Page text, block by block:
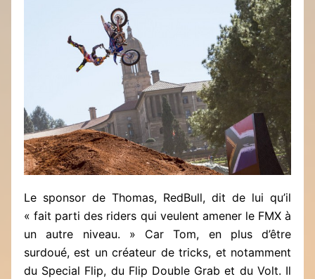
Le sponsor de Thomas, RedBull, dit de lui qu’il
« fait parti des riders qui veulent amener le FMX à
un autre niveau. » Car Tom, en plus d’être
surdoué, est un créateur de tricks, et notamment
du Special Flip, du Flip Double Grab et du Volt. Il